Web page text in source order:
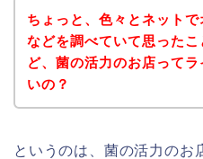
ちょっと、色々とネット
などを調べていて思った
ど、菌の活力のお店って
いの？
というのは、菌の活力のお